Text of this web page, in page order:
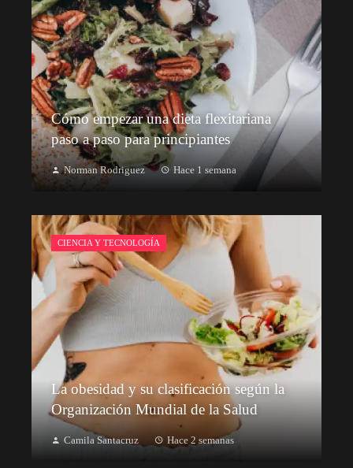
Cómo empezar una dieta flexitariana
paso a paso para principiantes
Norman Rodriguez Hace 1 semana
CIENCIA Y TECNOLOGÍA
La obesidad y su clasificación según la
Organización Mundial de la Salud
Camila Santacruz Hace 2 semanas